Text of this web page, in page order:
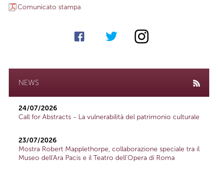
Comunicato stampa
NEWS
24/07/2026
Call for Abstracts - La vulnerabilità del patrimonio culturale
23/07/2026
Mostra Robert Mapplethorpe, collaborazione speciale tra il
Museo dell'Ara Pacis e il Teatro dell'Opera di Roma